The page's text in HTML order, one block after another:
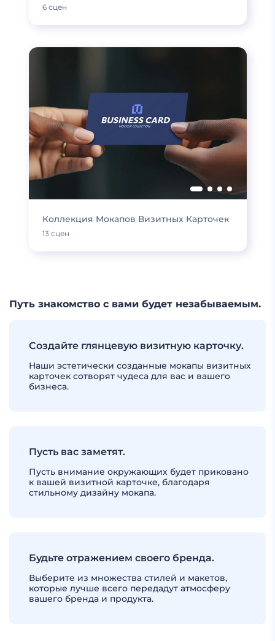
6 сцен
Коллекция Мокапов Визитных Карточек
13 сцен
Путь знакомство с вами будет незабываемым.
Создайте глянцевую визитную карточку.
Наши эстетически созданные мокапы визитных
карточек сотворят чудеса для вас и вашего
бизнеса.
Пусть вас заметят.
Пусть внимание окружающих будет приковано
к вашей визитной карточке, благодаря
стильному дизайну мокапа.
Будьте отражением своего бренда.
Выберите из множества стилей и макетов,
которые лучше всего передадут атмосферу
вашего бренда и продукта.